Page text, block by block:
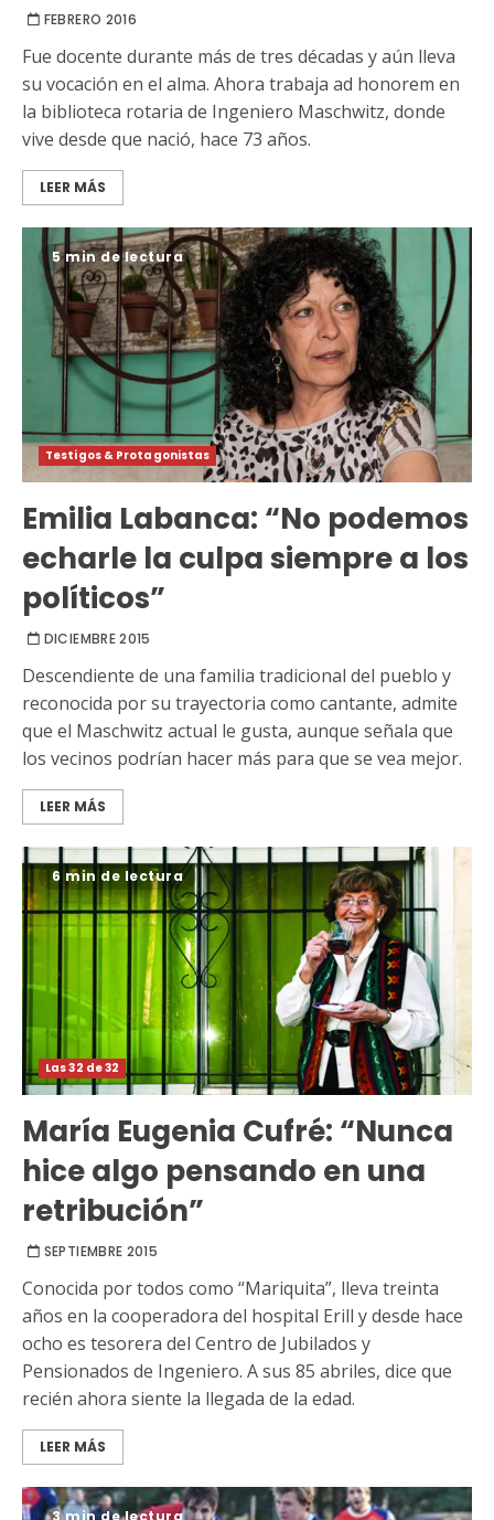
FEBRERO 2016
Fue docente durante más de tres décadas y aún lleva
su vocación en el alma. Ahora trabaja ad honorem en
la biblioteca rotaria de Ingeniero Maschwitz, donde
vive desde que nació, hace 73 años.
LEER MÁS
5 min de lectura
Testigos & Protagonistas
Emilia Labanca: “No podemos
echarle la culpa siempre a los
políticos”
DICIEMBRE 2015
Descendiente de una familia tradicional del pueblo y
reconocida por su trayectoria como cantante, admite
que el Maschwitz actual le gusta, aunque señala que
los vecinos podrían hacer más para que se vea mejor.
LEER MÁS
6 min de lectura
Las 32 de 32
María Eugenia Cufré: “Nunca
hice algo pensando en una
retribución”
SEPTIEMBRE 2015
Conocida por todos como “Mariquita”, lleva treinta
años en la cooperadora del hospital Erill y desde hace
ocho es tesorera del Centro de Jubilados y
Pensionados de Ingeniero. A sus 85 abriles, dice que
recién ahora siente la llegada de la edad.
LEER MÁS